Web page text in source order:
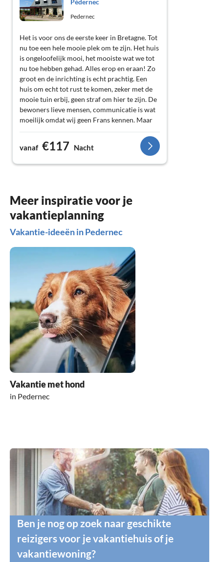
Pédernec
Pedernec
Het is voor ons de eerste keer in Bretagne. Tot
nu toe een hele mooie plek om te zijn. Het huis
is ongeloofelijk mooi, het mooiste wat we tot
nu toe hebben gehad. Alles erop en eraan! Zo
groot en de inrichting is echt prachtig. Een
huis om echt tot rust te komen, zeker met de
mooie tuin erbij, geen straf om hier te zijn. De
bewoners lieve mensen, communicatie is wat
moeilijk omdat wij geen Frans kennen. Maar
het onthaal was zo mooi, we voelde ons echt
welkom. Zeker de waard om naar toe te gaan.
vanaf €117 Nacht
Meer inspiratie voor je
vakantieplanning
Vakantie-ideeën in Pedernec
Vakantie met hond
in Pedernec
Ben je nog op zoek naar geschikte
reizigers voor je vakantiehuis of je
vakantiewoning?